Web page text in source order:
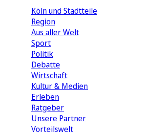
Köln und Stadtteile
Region
Aus aller Welt
Sport
Politik
Debatte
Wirtschaft
Kultur & Medien
Erleben
Ratgeber
Unsere Partner
Vorteilswelt